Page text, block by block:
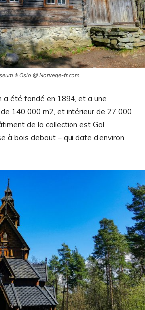
à Oslo @ Norvege-fr.com
a été fondé en 1894, et a une
140 000 m2, et intérieur de 27 000
de la collection est Gol
à bois debout – qui date d’environ